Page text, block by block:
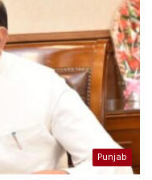
Punjab